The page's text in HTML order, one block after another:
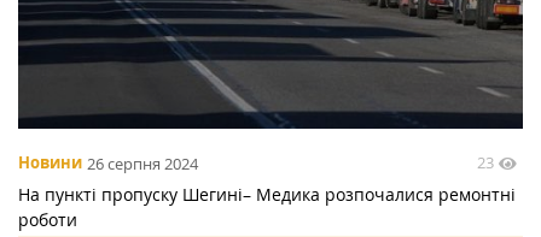
Новини 26 серпня 2024 23
На пункті пропуску Шегині– Медика розпочалися ремонтні
роботи